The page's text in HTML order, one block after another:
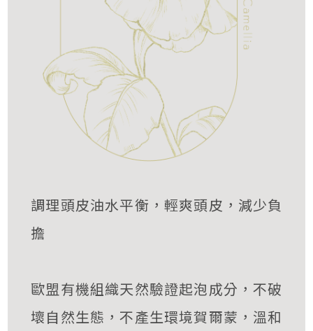
調理頭皮油水平衡，輕爽頭皮，減少負
擔
歐盟有機組織天然驗證起泡成分，不破
壞自然生態，不產生環境賀爾蒙，溫和